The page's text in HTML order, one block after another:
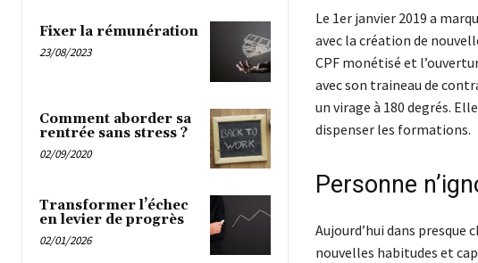
Fixer la rémunération
23/08/2023
Comment aborder sa
rentrée sans stress ?
02/09/2020
Transformer l’échec
en levier de progrès
02/01/2026
Le 1er janvier 2019 a
avec la création de
CPF monétisé et
avec son traineau de
un virage à 180 degrés.
dispenser les formations.
Personne
Aujourd’hui dans presque
nouvelles habitudes et